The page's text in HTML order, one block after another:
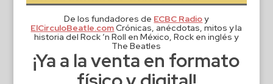
De los fundadores de ECBC Radioy
ElCirculoBeatle.comCrónicas, anécdotas, mitos y la
historia del Rock ‘n Roll en México, Rock en inglés y
The Beatles
¡Ya a la venta en formato